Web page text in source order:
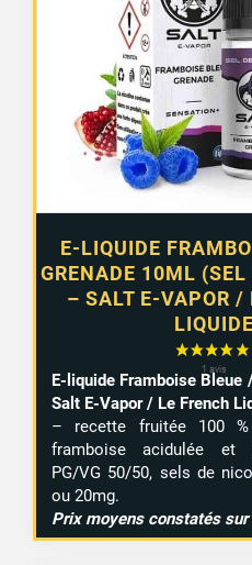
E-LIQUIDE
GRENADE 10ML
– SALT E-VAPOR /
LIQUIDE
E-liquide Framboise Bleue
Salt E-Vapor / Le French
– recette fruitée 100 %
framboise acidulée et
PG/VG 50/50, sels de
ou 20mg.
Prix moyens constatés